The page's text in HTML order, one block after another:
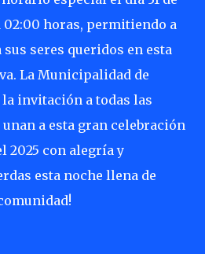
02:00 horas, permitiendo a
seres queridos en esta
La Municipalidad de
la invitación a todas las
a esta gran celebración
2025 con alegría y
esta noche llena de